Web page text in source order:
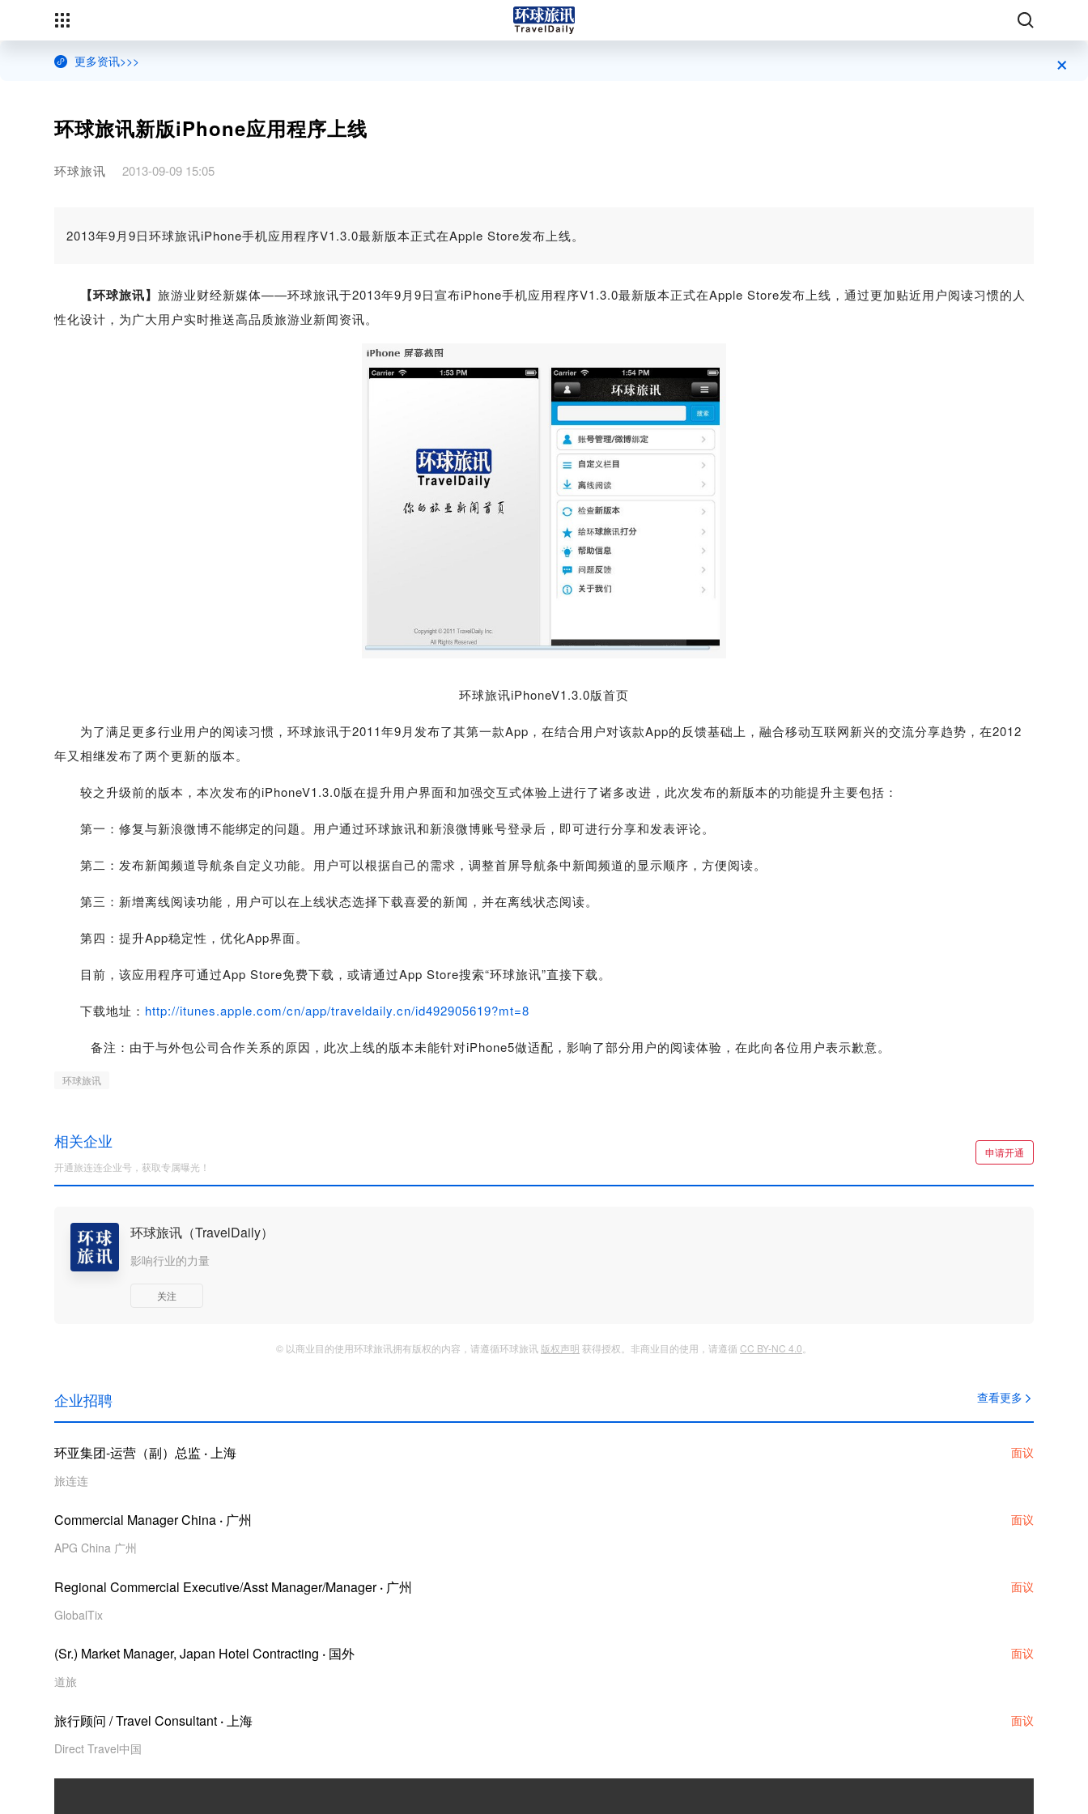
更多资讯>>> ×
环球旅讯新版iPhone应用程序上线
环球旅讯 2013-09-09 15:05
2013年9月9日环球旅讯iPhone手机应用程序V1.3.0最新版本正式在Apple Store发布上线。
【环球旅讯】旅游业财经新媒体——环球旅讯于2013年9月9日宣布iPhone手机应用程序V1.3.0最新版本正式在Apple Store发布上线，通过更加贴近用户阅读习惯的人
性化设计，为广大用户实时推送高品质旅游业新闻资讯。
环球旅讯iPhoneV1.3.0版首页
为了满足更多行业用户的阅读习惯，环球旅讯于2011年9月发布了其第一款App，在结合用户对该款App的反馈基础上，融合移动互联网新兴的交流分享趋势，在2012
年又相继发布了两个更新的版本。
较之升级前的版本，本次发布的iPhoneV1.3.0版在提升用户界面和加强交互式体验上进行了诸多改进，此次发布的新版本的功能提升主要包括：
第一：修复与新浪微博不能绑定的问题。用户通过环球旅讯和新浪微博账号登录后，即可进行分享和发表评论。
第二：发布新闻频道导航条自定义功能。用户可以根据自己的需求，调整首屏导航条中新闻频道的显示顺序，方便阅读。
第三：新增离线阅读功能，用户可以在上线状态选择下载喜爱的新闻，并在离线状态阅读。
第四：提升App稳定性，优化App界面。
目前，该应用程序可通过App Store免费下载，或请通过App Store搜索“环球旅讯”直接下载。
下载地址： http://itunes.apple.com/cn/app/traveldaily.cn/id492905619?mt=8
备注：由于与外包公司合作关系的原因，此次上线的版本未能针对iPhone5做适配，影响了部分用户的阅读体验，在此向各位用户表示歉意。
环球旅讯
相关企业
开通旅连连企业号，获取专属曝光！
申请开通
环球旅讯（TravelDaily）
影响行业的力量
关注
© 以商业目的使用环球旅讯拥有版权的内容，请遵循环球旅讯 版权声明 获得授权。非商业目的使用，请遵循 CC BY-NC 4.0
企业招聘 查看更多
环亚集团-运营（副）总监 ·上海
面议
旅连连
Commercial Manager China · 广州
面议
APG China 广州
Regional Commercial Executive/Asst Manager/Manager· 广州
面议
GlobalTix
(Sr.) Market Manager, Japan Hotel Contracting · 国外
面议
道旅
旅行顾问 / Travel Consultant ·上海
面议
Direct Travel中国